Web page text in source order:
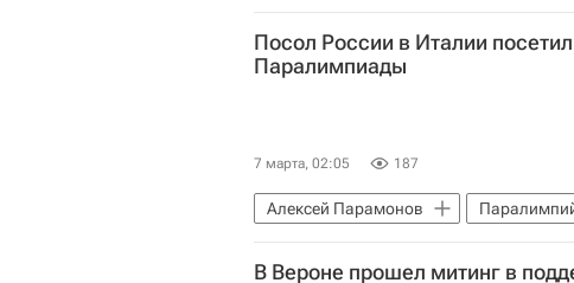
Паралимпийские игры
Посол России в Италии
Паралимпиады
7 марта, 02:05 187
Алексей Парамонов
Паралимпийские игры
Спорт
В Вероне прошел митинг в